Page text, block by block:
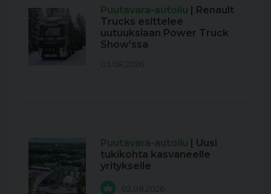
Puutavara-autoilu
| Renault
Trucks esittelee
uutuuksiaan Power Truck
Show'ssa
03.08.2026
Puutavara-autoilu
| Uusi
tukikohta kasvaneelle
yritykselle
02.08.2026